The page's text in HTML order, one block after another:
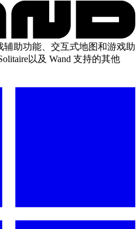
辅助功能、交互式地图和游戏助
以及 Wand 支持的其他